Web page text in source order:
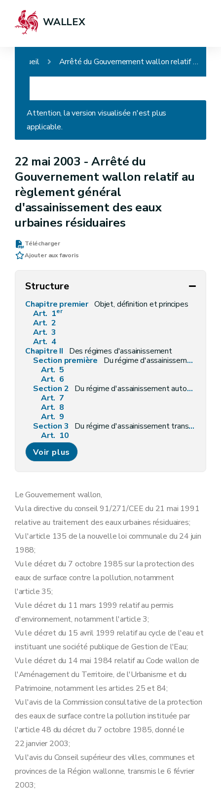
WALLEX
Accueil Arrêté du Gouvernement wallon relatif au règlement général d'assainissement des eaux urbaines résiduaires
Attention, la version visualisée n'est plus
applicable.
22 mai 2003 -Arrêté du
Gouvernement wallon relatif au
règlement général
d'assainissement des eaux
urbaines résiduaires
Télécharger
Ajouter aux favoris
Structure
Chapitre premier Objet, définition et principes
Art. 1er
Art. 2
Art. 3
Art. 4
Chapitre II
Des régimes d'assainissement
Section première
Du régime d'assainissement collectif
Art. 5
Art. 6
Section 2 Du régime d'assainissement autonome
Art. 7
Art. 8
Art. 9
Section 3
Du régime d'assainissement transitoire
Art. 10
Art. 11
Chapitre III
Des plans d'assainissement par sous-bassin hydrographique
Art. 12
Art. 15
Art. 17
Art. 18
Art. 19
Chapitre V
Art. 20
Art. 21
Art. 22
Art. 24
Voir plus
Le Gouvernement wallon,
Vu la directive du conseil 91/271/CEE du 21 mai 1991
relative au traitement des eaux urbaines résiduaires;
Vu l'article 135 de la nouvelle loi communale du 24 juin
1988;
Vu le décret du 7 octobre 1985 sur la protection des
eaux de surface contre la pollution, notamment
l'article 35;
Vu le décret du 11 mars 1999 relatif au permis
d'environnement, notamment l'article 3;
Vu le décret du 15 avril 1999 relatif au cycle de l'eau et
instituant une société publique de Gestion de l'Eau;
Vu le décret du 14 mai 1984 relatif au Code wallon de
l'Aménagement du Territoire, de l'Urbanisme et du
Patrimoine, notamment les articles 25 et 84;
Vu l'avis de la Commission consultative de la protection
des eaux de surface contre la pollution instituée par
l'article 48 du décret du 7 octobre 1985, donné le
22 janvier 2003;
Vu l'avis du Conseil supérieur des villes, communes et
provinces de la Région wallonne, transmis le 6 février
2003;